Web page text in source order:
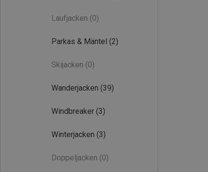
Laufjacken (0)
Parkas & Mäntel (2)
Skijacken (0)
Wanderjacken (39)
Windbreaker (3)
Winterjacken (3)
Doppeljacken (0)